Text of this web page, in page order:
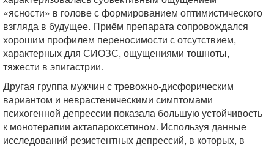
«ясности» в голове с формированием оптимистического
взгляда в будущее. Приём препарата сопровождался
хорошим профилем переносимости с отсутствием,
характерных для СИОЗС, ощущениями тошноты,
тяжести в эпигастрии.
Другая группа мужчин с тревожно-дисфорическим
вариантом и неврастеническими симптомами
психогенной депрессии показала большую устойчивость
к монотерапии актапароксетином. Используя данные
исследований резистентных депрессий, в которых, в